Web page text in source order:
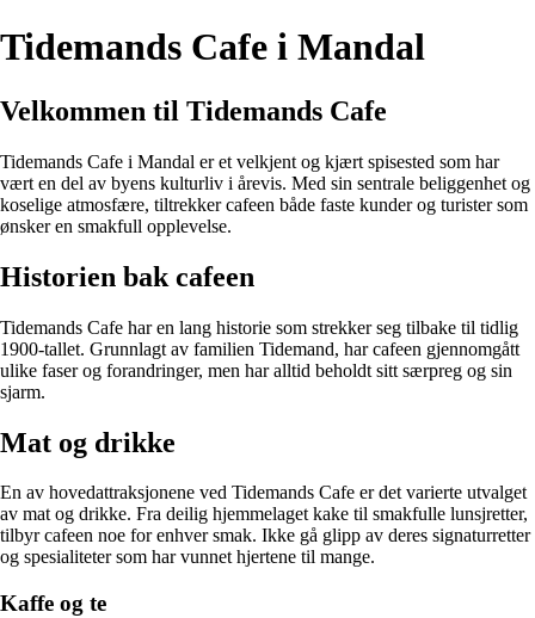
Tidemands Cafe i Mandal
Velkommen til Tidemands Cafe
Tidemands Cafe i Mandal er et velkjent og kjært spisested som har
vært en del av byens kulturliv i årevis. Med sin sentrale beliggenhet og
koselige atmosfære, tiltrekker cafeen både faste kunder og turister som
ønsker en smakfull opplevelse.
Historien bak cafeen
Tidemands Cafe har en lang historie som strekker seg tilbake til tidlig
1900-tallet. Grunnlagt av familien Tidemand, har cafeen gjennomgått
ulike faser og forandringer, men har alltid beholdt sitt særpreg og sin
sjarm.
Mat og drikke
En av hovedattraksjonene ved Tidemands Cafe er det varierte utvalget
av mat og drikke. Fra deilig hjemmelaget kake til smakfulle lunsjretter,
tilbyr cafeen noe for enhver smak. Ikke gå glipp av deres signaturretter
og spesialiteter som har vunnet hjertene til mange.
Kaffe og te